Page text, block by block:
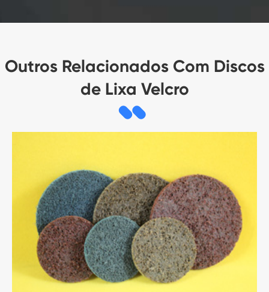
Outros Relacionados Com Discos
de Lixa Velcro